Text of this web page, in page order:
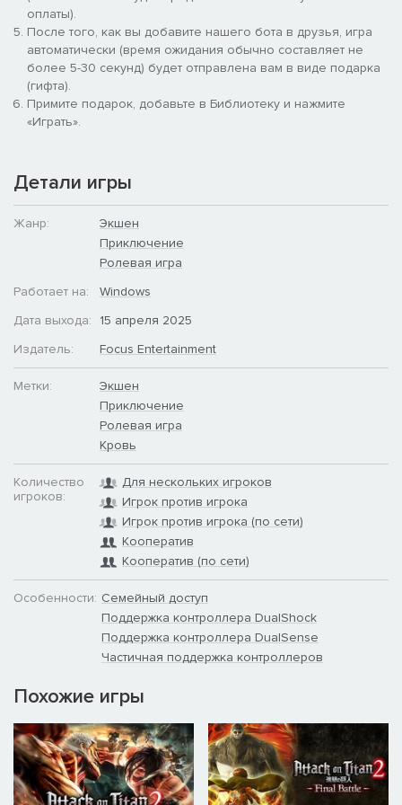
- Метка вульфена, л. наголенник
- Набор цветов «Серый Фенриса»
Сыны Моркаи
- Метка линии фронта, пр. наплечник
- Почётная метка, л. наголенник
- Л. наголенник Космических Волков
Красные Луны
- Почётная метка, л. наголенник
Волки Смерти
- Метка волчьего скаута, пр. наплечник (x2)
- Почётная метка, л. наголенник
- Пр. наплечник Космических Волков
Громовые Волки
- Почётная метка, пр. наголенник (x2)
- Метка вульфена, л. наголенник
- Почётная метка, л. наголенник
- Метка подлинной поддержки, пр. наплечник (x2)
- Почётная метка, л. наголенник
Убийцы Драконов
оплаты).
После того, как вы добавите нашего бота в друзья, игра
автоматически (время ожидания обычно составляет не
более 5-30 секунд) будет отправлена вам в виде подарка
(гифта).
Примите подарок, добавьте в Библиотеку и нажмите
«Играть».
Детали игры
Жанр:
Экшен
Приключение
Ролевая игра
Работает на:
Windows
Дата выхода:
15 апреля 2025
Издатель:
Focus Entertainment
Метки:
Экшен
Приключение
Ролевая игра
Кровь
Количество
игроков:
Для нескольких игроков
Игрок против игрока
Игрок против игрока (по сети)
Кооператив
Кооператив (по сети)
Особенности: Семейный доступ
Поддержка контроллера DualShock
Поддержка контроллера DualSense
Частичная поддержка контроллеров
Похожие игры